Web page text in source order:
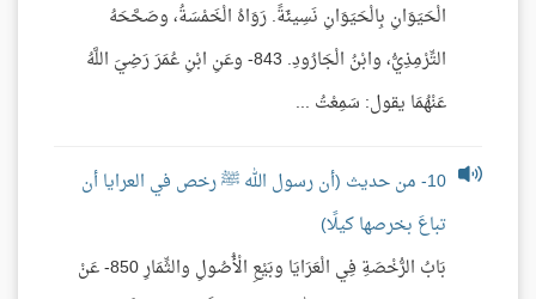
الْحَيَوَانِ بِالْحَيَوَانِ نَسِيئَةً. رَوَاهُ الْخَمْسَةُ، وصَحَّحَهُ
التِّرْمِذِيُّ، وابْنُ الْجَارُودِ. 843- وعَنِ ابْنِ عُمَرَ رَضِيَ اللَّهُ
عَنْهُمَا يقول: سَمِعْتُ ...
10- من حديث (أن رسول الله ﷺ رخص في العرايا أن
تباعَ بخرصها كيلًا)
بَابُ الرُّخْصَةِ فِي الْعَرَايَا وبَيْعِ الْأُصُولِ والثِّمَارِ 850- عَنْ